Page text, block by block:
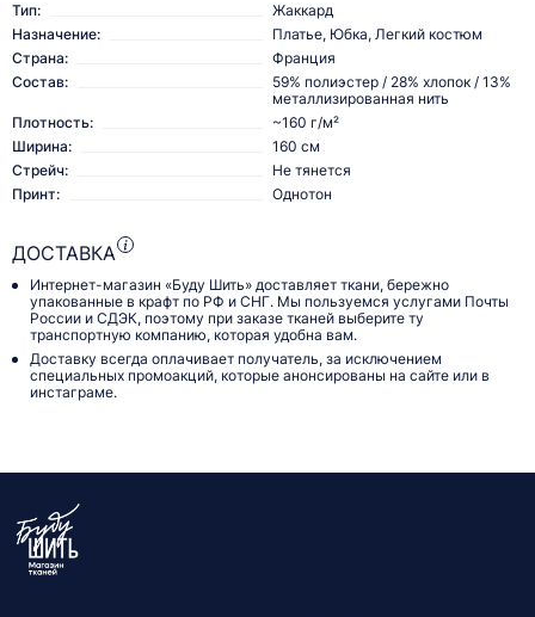
Тип:
Жаккард
Назначение:
Платье, Юбка, Легкий костюм
Страна:
Франция
Состав:
59% полиэстер / 28% хлопок / 13%
металлизированная нить
Плотность:
~160 г/м²
Ширина:
160 см
Стрейч:
Не тянется
Принт:
Однотон
ДОСТАВКА
Интернет-магазин «Буду Шить» доставляет ткани, бережно
упакованные в крафт по РФ и СНГ. Мы пользуемся услугами Почты
России и СДЭК, поэтому при заказе тканей выберите ту
транспортную компанию, которая удобна вам.
Доставку всегда оплачивает получатель, за исключением
специальных промоакций, которые анонсированы на сайте или в
инстаграме.